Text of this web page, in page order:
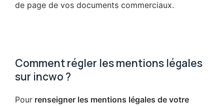
de page de vos documents commerciaux.
Comment régler les mentions légales
sur incwo ?
Pour renseigner les mentions légales de votre